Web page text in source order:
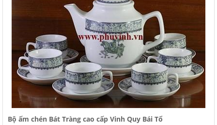
Bộ ấm chén Bát Tràng cao cấp Vinh Quy Bái Tổ